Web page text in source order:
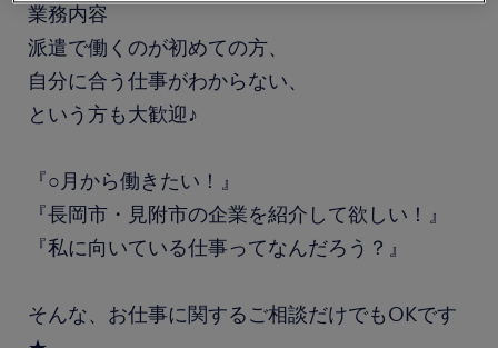
業務内容
派遣で働くのが初めての方、
自分に合う仕事がわからない、
という方も大歓迎♪
『○月から働きたい！』
『長岡市・見附市の企業を紹介して欲しい！』
『私に向いている仕事ってなんだろう？』
そんな、お仕事に関するご相談だけでもOKです